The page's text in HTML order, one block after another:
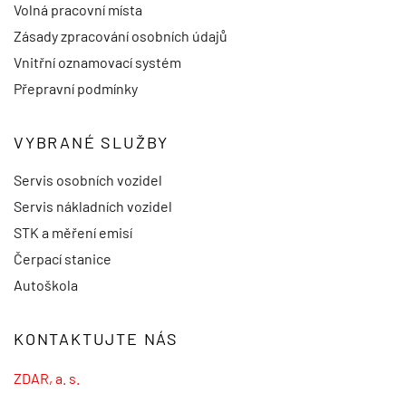
Volná pracovní místa
Zásady zpracování osobních údajů
Vnitřní oznamovací systém
Přepravní podmínky
VYBRANÉ SLUŽBY
Servis osobních vozidel
Servis nákladních vozidel
STK a měření emisí
Čerpací stanice
Autoškola
KONTAKTUJTE NÁS
ZDAR, a. s.